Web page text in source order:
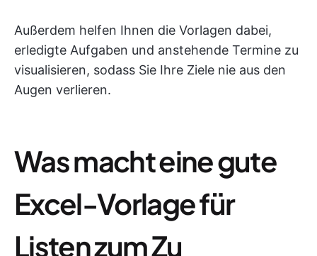
Außerdem helfen Ihnen die Vorlagen dabei,
erledigte Aufgaben und anstehende Termine zu
visualisieren, sodass Sie Ihre Ziele nie aus den
Augen verlieren.
Was macht eine gute
Excel-Vorlage für
Listen zum Zu